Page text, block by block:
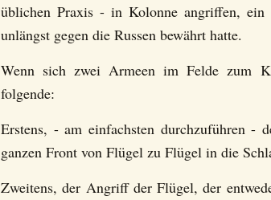
üblichen Praxis - in Kolonne angriffen,
unlängst gegen die Russen bewährt hatte.
Wenn sich zwei Armeen im Felde zum
folgende:
Erstens, - am einfachsten durchzuführen -
ganzen Front von Flügel zu Flügel in die
Zweitens, der Angriff der Flügel, der